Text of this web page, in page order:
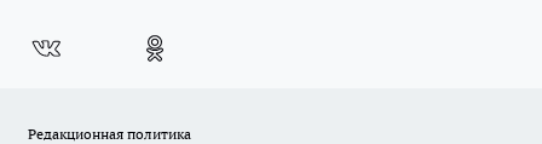
Редакционная политика